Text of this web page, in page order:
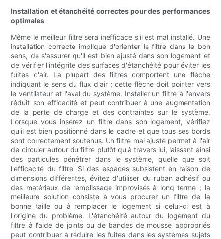
Installation et étanchéité correctes pour des performances
optimales
Même le meilleur filtre sera inefficace s'il est mal installé. Une
installation correcte implique d'orienter le filtre dans le bon
sens, de s'assurer qu'il est bien ajusté dans son logement et
de vérifier l'intégrité des surfaces d'étanchéité pour éviter les
fuites d'air. La plupart des filtres comportent une flèche
indiquant le sens du flux d'air ; cette flèche doit pointer vers
le ventilateur et l'aval du système. Installer un filtre à l'envers
réduit son efficacité et peut contribuer à une augmentation
de la perte de charge et des contraintes sur le système.
Lorsque vous insérez un filtre dans son logement, vérifiez
qu'il est bien positionné dans le cadre et que tous ses bords
sont correctement soutenus. Un filtre mal ajusté permet à l'air
de circuler autour du filtre plutôt qu'à travers lui, laissant ainsi
des particules pénétrer dans le système, quelle que soit
l'efficacité du filtre. Si des espaces subsistent en raison de
dimensions différentes, évitez d'utiliser du ruban adhésif ou
des matériaux de remplissage improvisés à long terme ; la
meilleure solution consiste à vous procurer un filtre de la
bonne taille ou à remplacer le logement si celui-ci est à
l'origine du problème. L'étanchéité autour du logement du
filtre à l'aide de joints ou de bandes de mousse appropriés
peut contribuer à réduire les fuites dans les systèmes sujets